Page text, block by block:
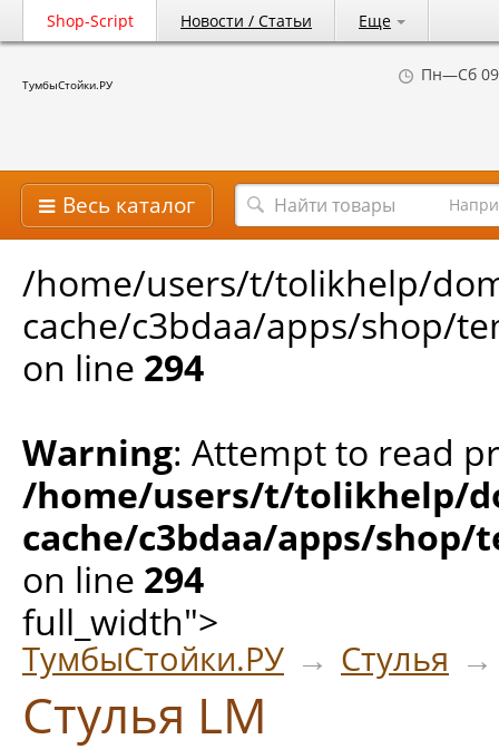
Shop-Script Новости / Статьи Еще
ТумбыСтойки.РУ Пн—Сб
Весь каталог
/home/users/t/tolikhelp/
cache/c3bdaa/apps/shop/
on line 294
Warning: Attempt to read
/home/users/t/tolikhelp/
cache/c3bdaa/apps/shop/
on line 294
full_width">
ТумбыСтойки.РУ → Стулья →
Стулья LM